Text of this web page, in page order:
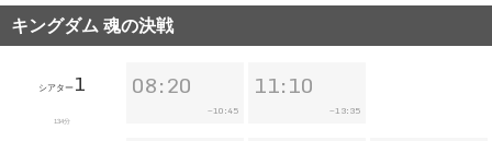
キングダム 魂の決戦
シアター 1
134分
08:20
~10:45
11:10
~13:35